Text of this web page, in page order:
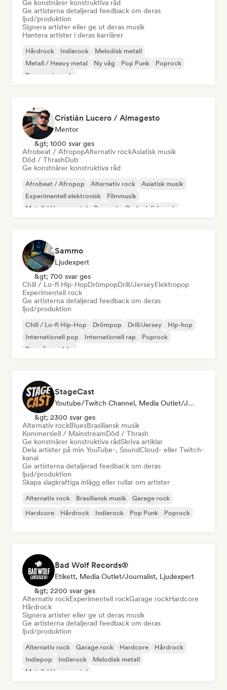
Ge konstnärer konstruktiva råd
Ge artisterna detaljerad feedback om deras
ljud/produktion
Signera artister eller ge ut deras musik
Hantera artister i deras karriärer
Hårdrock Indierock
Melodisk metall
Metall / Heavy metal
Ny våg Pop Punk
Poprock
Progressiv rock
Cristián Lucero / Almagesto
Mentor
&gt; 1000 svar ges
Afrobeat / AfropopAlternativ rockAsiatisk musik
Död / ThrashDub
Ge konstnärer konstruktiva råd
Afrobeat / Afropop Alternativ rock
Asiatisk musik
Experimentell elektronisk
Filmmusik
Metall / Heavy metal
Poprock Psykedelisk rock
Sammo
Ljudexpert
&gt; 700 svar ges
Chill / Lo-fi Hip-HopDrömpopDrill/JerseyElektropop
Experimentell rock
Ge artisterna detaljerad feedback om deras
ljud/produktion
Chill / Lo-fi Hip-Hop Drömpop Drill/Jersey
Hip-hop
Internationell pop
Internationell rap
Poprock
Rap på engelska
StageCast
Youtube/Twitch Channel, Media Outlet/Journalist, Mentor, Influencer I Sociala Medier, Ljudexpert
&gt; 2300 svar ges
Alternativ rockBluesBrasiliansk musik
Kommersiell / MainstreamDöd / Thrash
Ge konstnärer konstruktiva rådSkriva artiklar
Dela artister på min YouTube-, SoundCloud- eller Twitch-
kanal
Ge artisterna detaljerad feedback om deras
ljud/produktion
Skapa slagkraftiga inlägg eller rullar om artister
Alternativ rock Brasiliansk musik
Garage rock
Hardcore
Hårdrock Indierock Pop Punk Poprock
Bad Wolf Records®
Etikett, Media Outlet/Journalist, Ljudexpert
&gt; 2200 svar ges
Alternativ rockExperimentell rockGarage rockHardcore
Hårdrock
Signera artister eller ge ut deras musik
Ge artisterna detaljerad feedback om deras
ljud/produktion
Alternativ rock Garage rock Hardcore
Hårdrock
Indiepop
Indierock
Melodisk metall
Metall / Heavy metal